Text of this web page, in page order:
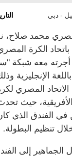
- دبي
محمد صلاح،
باتحاد الكرة
أجرته معه شبكة
باللغة الإنجليزية
المصري
حيث
في الفندق الذي
تنظيم البطولة.
إلى